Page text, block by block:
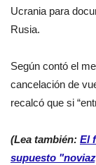
Ucrania para
Rusia.
Según contó el
cancelación de
recalcó que si
(Lea también: El
supuesto